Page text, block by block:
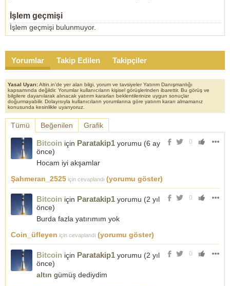
İşlem geçmişi
İşlem geçmişi bulunmuyor.
Yorumlar Takip Edilen Takipçiler
Yasal Uyarı:Altin.in'de yer alan bilgi, yorum ve tavsiyeler Yatırım Danışmanlığı
kapsamında değildir. Yorumlar kullanıcıların kişisel görüşlerinden ibarettir. Bu görüş ve
bilgilere dayanılarak alınacak yatırım kararları beklentilerinize uygun sonuçlar
doğurmayabilir. Dolayısıyla kullanıcıların yorumlarına göre yatırım kararı almamanız
konusunda kesinlikle uyarıyoruz.
Tümü Beğenilen Grafik
0
Bitcoin için Paratakip1 yorumu (6 ay
önce)
Hocam iyi akşamlar
Şahmeran_2525 için cevaplandı (yorumu göster)
0
Bitcoin için Paratakip1 yorumu (2 yıl
önce)
Burda fazla yatırımım yok
Coin_üfleyen için cevaplandı (yorumu göster)
0
Bitcoin için Paratakip1 yorumu (2 yıl
önce)
altın gümüş dediydim